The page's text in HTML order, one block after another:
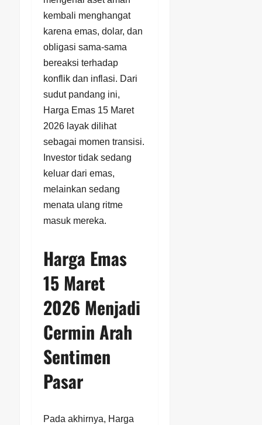
kembali menghangat
karena emas, dolar, dan
obligasi sama-sama
bereaksi terhadap
konflik dan inflasi. Dari
sudut pandang ini,
Harga Emas 15 Maret
2026 layak dilihat
sebagai momen transisi.
Investor tidak sedang
keluar dari emas,
melainkan sedang
menata ulang ritme
masuk mereka.
Harga Emas
15 Maret
2026 Menjadi
Cermin Arah
Sentimen
Pasar
Pada akhirnya, Harga